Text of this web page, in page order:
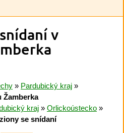
v
» Pardubický kraj »
Žamberka
kraj » Orlickoústecko »
se snídaní